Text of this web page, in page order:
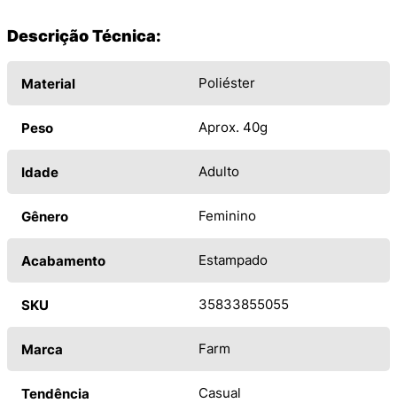
Descrição Técnica:
Material Poliéster
Peso Aprox. 40g
Idade Adulto
Gênero Feminino
Acabamento Estampado
SKU 35833855055
Marca Farm
Tendência Casual